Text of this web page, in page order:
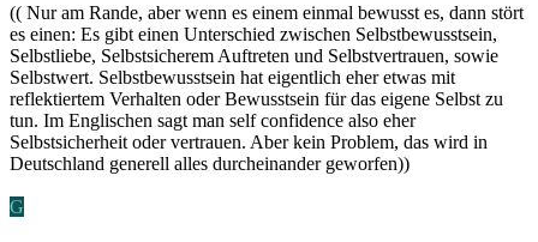
(( Nur am Rande, aber wenn es einem einmal bewusst es, dann stört
es einen: Es gibt einen Unterschied zwischen Selbstbewusstsein,
Selbstliebe, Selbstsicherem Auftreten und Selbstvertrauen, sowie
Selbstwert. Selbstbewusstsein hat eigentlich eher etwas mit
reflektiertem Verhalten oder Bewusstsein für das eigene Selbst zu
tun. Im Englischen sagt man self confidence also eher
Selbstsicherheit oder vertrauen. Aber kein Problem, das wird in
Deutschland generell alles durcheinander geworfen))
G